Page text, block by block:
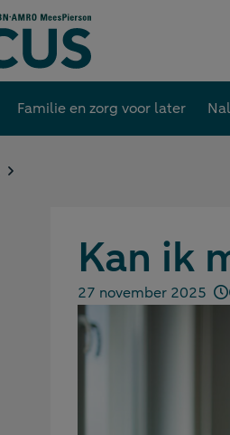
Familie en zorg voor later
Kan ik
Gepubliceerd op:
27 november 2025